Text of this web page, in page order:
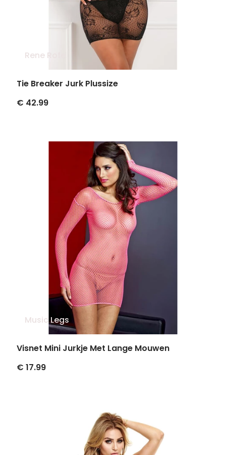
Rene Rofe
Tie Breaker Jurk Plussize
€ 42.99
Music Legs
Visnet Mini Jurkje Met Lange Mouwen
€ 17.99